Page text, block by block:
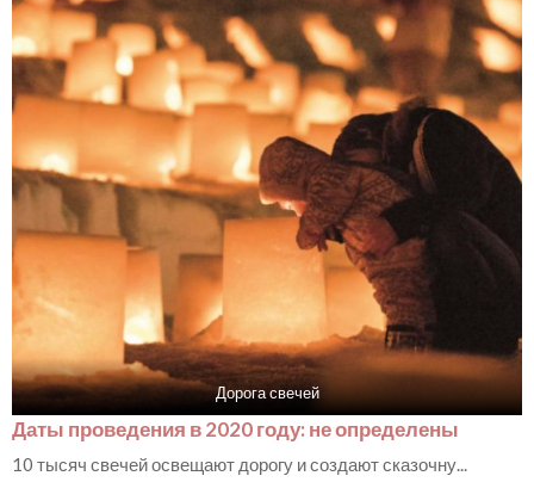
Дорога свечей
Даты проведения в 2020 году: не определены
10 тысяч свечей освещают дорогу и создают сказочну...